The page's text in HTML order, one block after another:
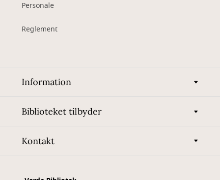
Personale
Reglement
Information
Biblioteket tilbyder
Kontakt